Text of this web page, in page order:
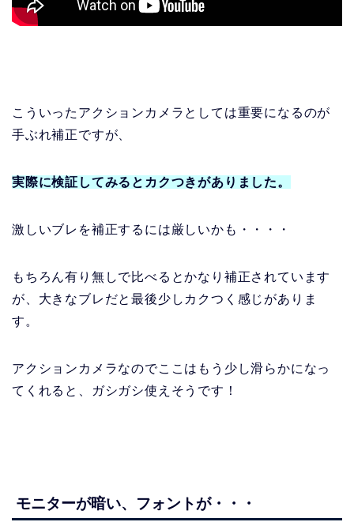
こういったアクションカメラとしては重要になるのが
手ぶれ補正ですが、
実際に検証してみるとカクつきがありました。
激しいブレを補正するには厳しいかも・・・・
もちろん有り無しで比べるとかなり補正されています
が、大きなブレだと最後少しカクつく感じがありま
す。
アクションカメラなのでここはもう少し滑らかになっ
てくれると、ガシガシ使えそうです！
モニターが暗い、フォントが・・・